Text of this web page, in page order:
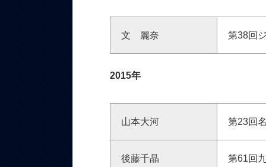
文 麗奈 第38回
2015年
山本大河 第23回
後藤千晶 第61回